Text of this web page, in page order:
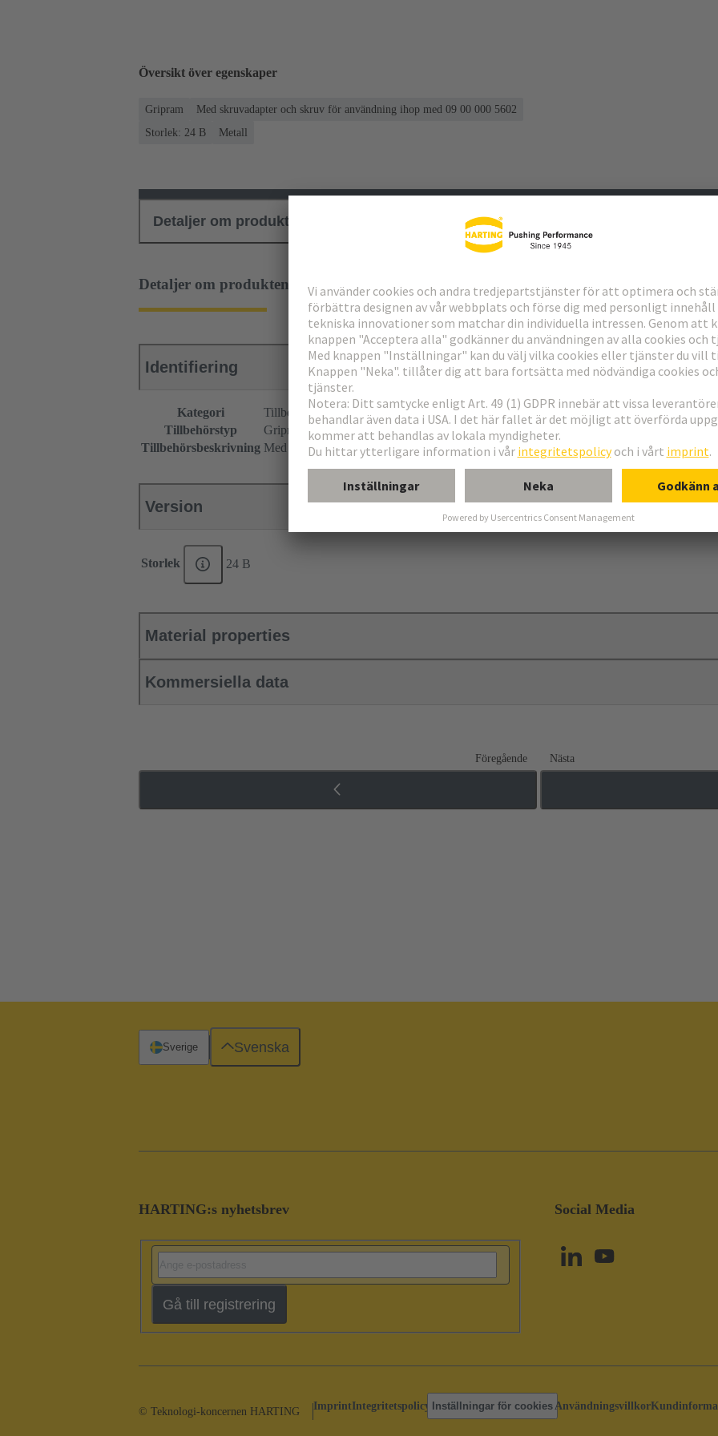
Översikt över egenskaper
Gripram
Med skruvadapter och skruv för användning ihop med 09 00 000 5602
Storlek: 24 B
Metall
Detaljer om produkten Matchande produkter
Detaljer om produkten
Identifiering
Kategori
Tillbehör
Tillbehörstyp
Gripram
Tillbehörsbeskrivning Med skruvadapter och skruv för användning ihop med 09 00 000 5602
Version
Storlek 24 B
Material properties
Kommersiella data
Föregående Nästa
HARTING:s nyhetsbrev
Gå till registrering
Social Media
Sverige Svenska
© Teknologi-koncernen HARTING ImprintIntegritetspolicy Inställningar för cookiesAnvändningsvillkor